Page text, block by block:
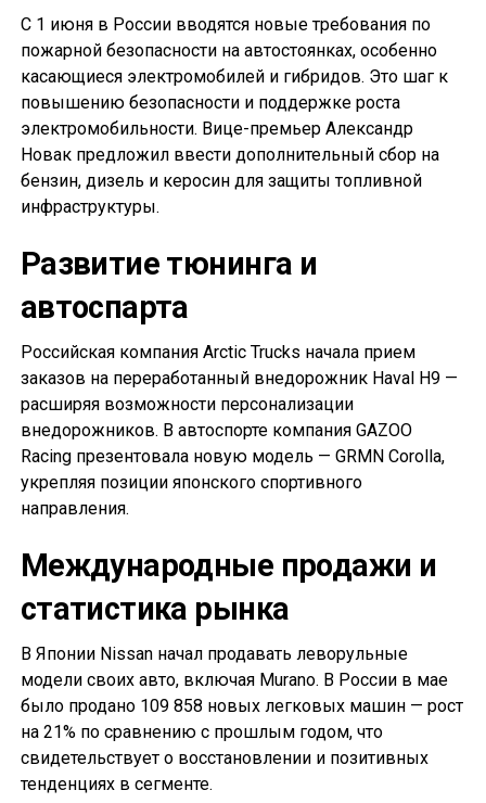
С 1 июня в России вводятся новые требования по
пожарной безопасности на автостоянках, особенно
касающиеся электромобилей и гибридов. Это шаг к
повышению безопасности и поддержке роста
электромобильности. Вице-премьер Александр
Новак предложил ввести дополнительный сбор на
бензин, дизель и керосин для защиты топливной
инфраструктуры.
Развитие тюнинга и
автоспарта
Российская компания Arctic Trucks начала прием
заказов на переработанный внедорожник Haval H9 —
расширяя возможности персонализации
внедорожников. В автоспорте компания GAZOO
Racing презентовала новую модель — GRMN Corolla,
укрепляя позиции японского спортивного
направления.
Международные продажи и
статистика рынка
В Японии Nissan начал продавать леворульные
модели своих авто, включая Murano. В России в мае
было продано 109 858 новых легковых машин — рост
на 21% по сравнению с прошлым годом, что
свидетельствует о восстановлении и позитивных
тенденциях в сегменте.